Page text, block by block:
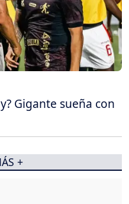
Gigante sueña con
+